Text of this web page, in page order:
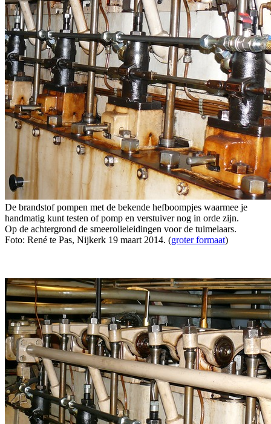
De brandstof pompen met de bekende hefboompjes waarmee je
handmatig kunt testen of pomp en verstuiver nog in orde zijn.
Op de achtergrond de smeerolieleidingen voor de tuimelaars.
Foto: René te Pas, Nijkerk 19 maart 2014. (groter formaat)